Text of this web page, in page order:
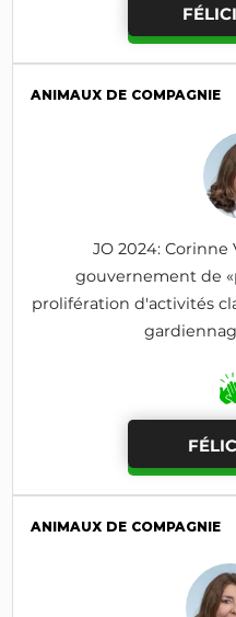
ANIMAUX DE COMPAGNIE
JO 2024:
gouvernement de
prolifération d'activités
ANIMAUX DE COMPAGNIE